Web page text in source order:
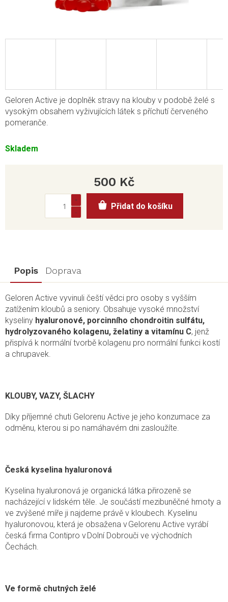
Skladem
Geloren Active je doplněk stravy na klouby v podobě želé s
vysokým obsahem vyživujících látek s příchutí červeného
pomeranče.
500 Kč
cena:
Přidat do košíku
Popis Doprava
Geloren Active vyvinuli čeští vědci pro osoby s vyšším
zatížením kloubů a seniory. Obsahuje vysoké množství
kyseliny hyaluronové, porcinního chondroitin sulfátu,
hydrolyzovaného kolagenu, želatiny a vitamínu C, jenž
přispívá k normální tvorbě kolagenu pro normální funkci kostí
a chrupavek.
KLOUBY, VAZY, ŠLACHY
Díky příjemné chuti Gelorenu Active je jeho konzumace za
odměnu, kterou si po namáhavém dni zasloužíte.
Česká kyselina hyaluronová
Kyselina hyaluronová je organická látka přirozeně se
nacházející v lidském těle. Je součástí mezibuněčné hmoty a
ve zvýšené míře ji najdeme právě v kloubech. Kyselinu
hyaluronovou, která je obsažena vGelorenu Active vyrábí
česká firma Contipro v Dolní Dobrouči ve východních
Čechách.
Ve formě chutných želé